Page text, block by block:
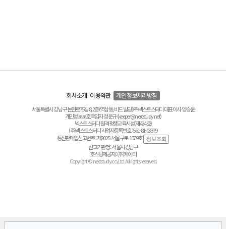
회사소개 이용약관 개인정보처리방침
서울특별시 강남구 논현로75길 8, 2층(역삼동, 비드 빌딩) ㈜넥스트스터디 대표이사 양승윤
개인정보보호책임자 정운규 (keeper@nextstudy.net)
넥스트스터디 원격평생교육시설(제434호)
(주)넥스트스터디 사업자등록번호 : 561-81-03379
통신판매업신고번호 : 제2025-서울구로-1079호
신고기관명 : 서울시 강남구
호스팅제공자 : (주)케이티
Copyright © nextstudy.co.,Ltd. All rights reserved.